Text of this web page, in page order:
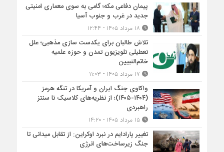
پیمان دفاعی مکه؛ گامی به سوی معماری امنیتی
جدید در غرب و جنوب آسیا
تلاش طالبان برای یکدست سازی مذهبی؛ علل
تعطیلی تلویزیون تمدن و حوزه علمیه
خاتم‌النبیین
واکاوی جنگ ایران و آمریکا در تنگه هرمز
(۱۴۰۴-۱۴۰۵)؛ از نظریه‌های کلاسیک تا سنتز
راهبردی
۱۵ مرداد ۱۴۰۵ - ۱۴:۲۰
تغییر پارادایم در نبرد اوکراین: از تقابل میدانی تا
جنگ زیرساخت‌های انرژی